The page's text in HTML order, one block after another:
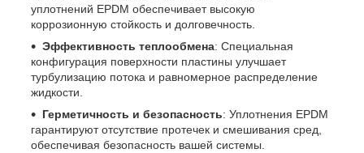
уплотнений EPDM обеспечивает высокую
коррозионную стойкость и долговечность.
Эффективность теплообмена: Специальная
конфигурация поверхности пластины улучшает
турбулизацию потока и равномерное распределение
жидкости.
Герметичность и безопасность: Уплотнения EPDM
гарантируют отсутствие протечек и смешивания сред,
обеспечивая безопасность вашей системы.